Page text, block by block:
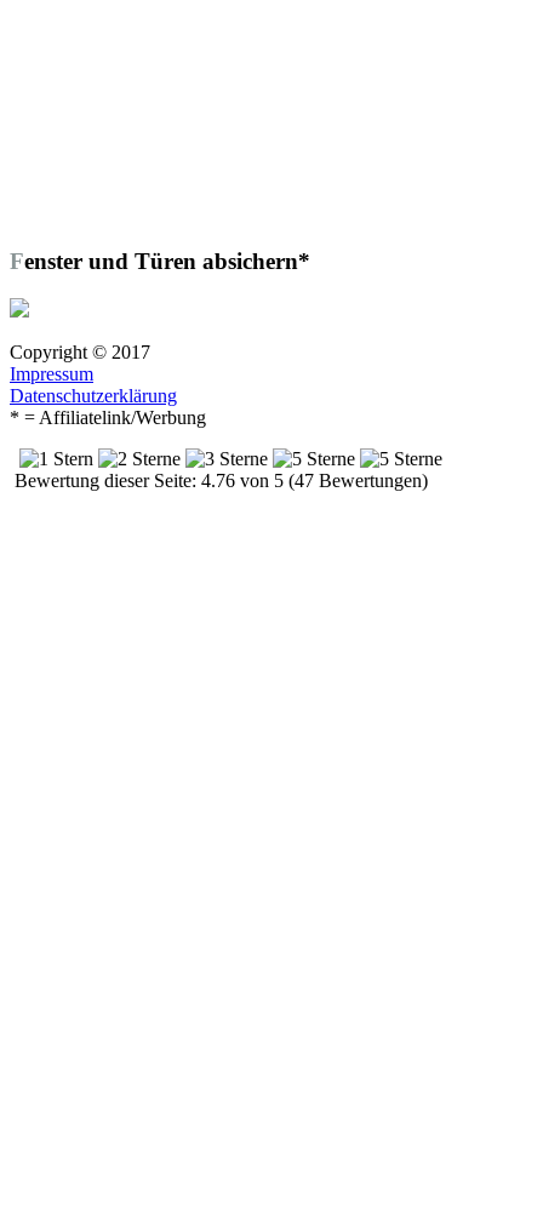
Fenster und Türen absichern*
Copyright © 2017
Impressum
Datenschutzerklärung
* = Affiliatelink/Werbung
Bewertung dieser Seite: 4.76 von 5 (47 Bewertungen)